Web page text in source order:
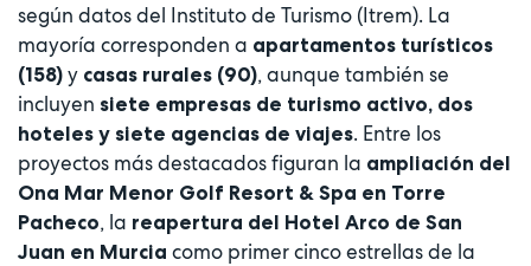
según datos del Instituto de Turismo (Itrem). La
mayoría corresponden a apartamentos turísticos
(158) y casas rurales (90), aunque también se
incluyen siete empresas de turismo activo, dos
hoteles y siete agencias de viajes. Entre los
proyectos más destacados figuran la ampliación del
Ona Mar Menor Golf Resort & Spa en Torre
Pacheco, la reapertura del Hotel Arco de San
Juan en Murcia como primer cinco estrellas de la